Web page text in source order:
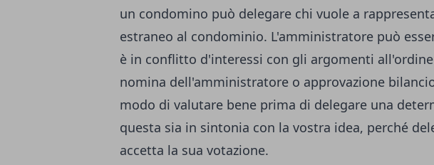
un condomino può delegare chi vuole a
estraneo al condominio. L'amministratore può
è in conflitto d'interessi con gli argomenti
nomina dell'amministratore o approvazione
modo di valutare bene prima di delegare una
questa sia in sintonia con la vostra idea, perché
accetta la sua votazione.